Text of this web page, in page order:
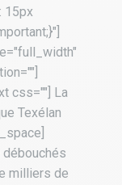
15px
css=""] La
Texélan
débouchés
milliers de